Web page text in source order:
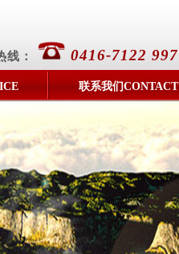
线： 0416-7122 997
联系我们CONTACT